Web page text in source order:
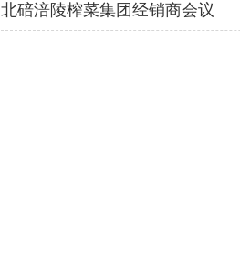
北碚涪陵榨菜集团经销商会议